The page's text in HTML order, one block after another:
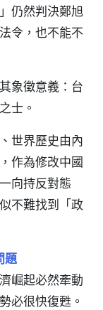
仍然判決鄭旭
令，也不能不
象徵意義：台
士。
世界歷史由內
作為修改中國
向持反對態
不難找到「政
題
崛起必然牽動
必很快復甦。